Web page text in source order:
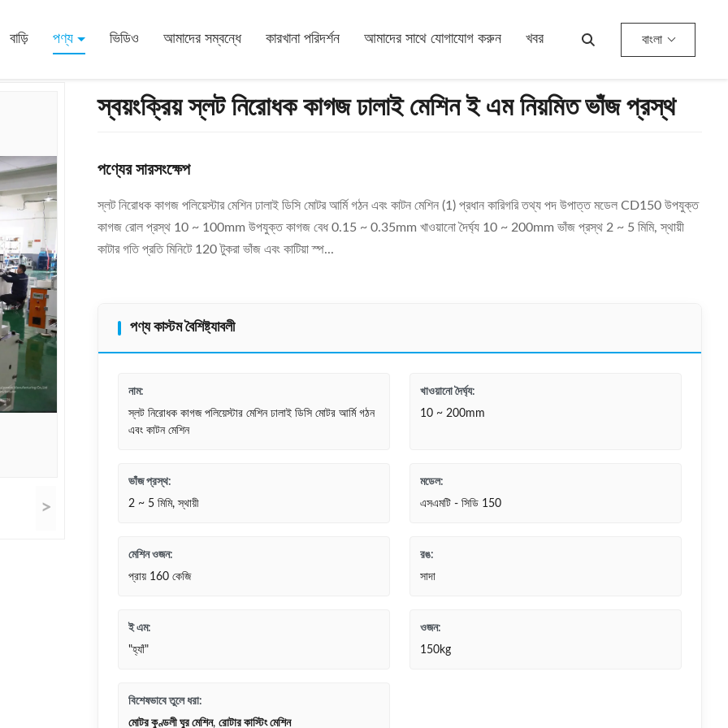
বাড়ি পণ্য ভিডিও আমাদের সম্বন্ধে কারখানা পরিদর্শন আমাদের সাথে যোগাযোগ করুন খবর বাংলা
>
স্বয়ংক্রিয় স্লট নিরোধক কাগজ ঢালাই মেশিন ই এম নিয়মিত ভাঁজ প্রস্থ
পণ্যের সারসংক্ষেপ
স্লট নিরোধক কাগজ পলিয়েস্টার মেশিন ঢালাই ডিসি মোটর আর্মি গঠন এবং কাটন মেশিন (1) প্রধান কারিগরি তথ্য পদ উপাত্ত মডেল CD150 উপযুক্ত
কাগজ রোল প্রস্থ 10 ~ 100mm উপযুক্ত কাগজ বেধ 0.15 ~ 0.35mm খাওয়ানো দৈর্ঘ্য 10 ~ 200mm ভাঁজ প্রস্থ 2 ~ 5 মিমি, স্থায়ী
কাটার গতি প্রতি মিনিটে 120 টুকরা ভাঁজ এবং কাটিয়া স্প...
পণ্য কাস্টম বৈশিষ্ট্যাবলী
নাম:
স্লট নিরোধক কাগজ পলিয়েস্টার মেশিন ঢালাই ডিসি মোটর আর্মি গঠন
এবং কাটন মেশিন
খাওয়ানো দৈর্ঘ্য:
10 ~ 200mm
ভাঁজ প্রস্থ:
2 ~ 5 মিমি, স্থায়ী
মডেল:
এসএমটি - সিডি 150
মেশিন ওজন:
প্রায় 160 কেজি
রঙ:
সাদা
ই এম:
"হ্যাঁ"
ওজন:
150kg
বিশেষভাবে তুলে ধরা:
মোটর কুণ্ডলী ঘুর মেশিন, রোটার কাস্টিং মেশিন